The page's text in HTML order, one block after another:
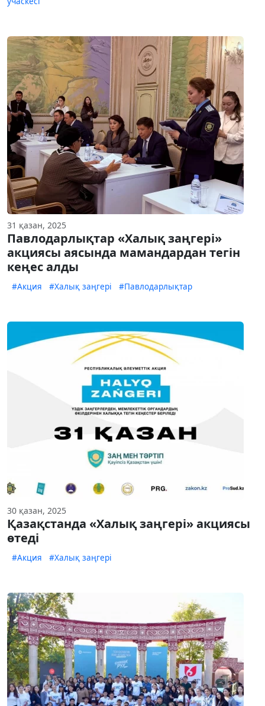
31 қазан, 2025
Павлодарлықтар «Халық заңгері»
акциясы аясында мамандардан тегін
кеңес алды
#Акция #Халық заңгері #Павлодарлықтар
30 қазан, 2025
Қазақстанда «Халық заңгері» акциясы
өтеді
#Акция #Халық заңгері